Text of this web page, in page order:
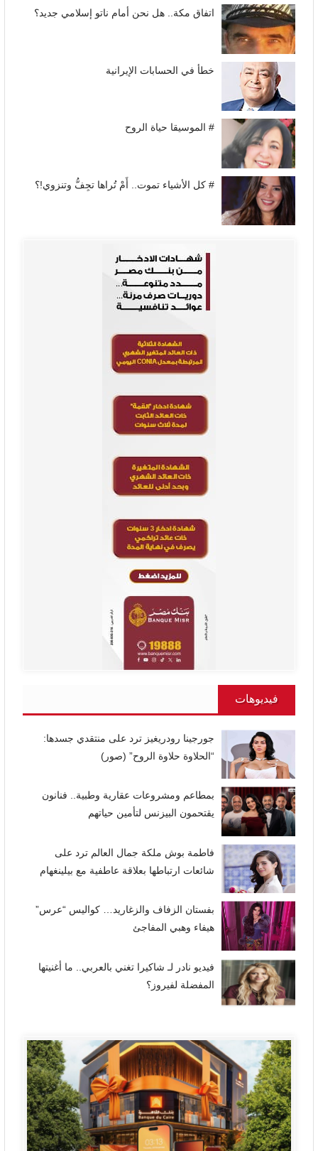
اتفاق مكة.. هل نحن أمام ناتو إسلامي جديد؟
خطأ في الحسابات الإيرانية
# الموسيقا حياة الروح
# كل الأشياء تموت.. أَمْ تُراها تجِفُّ وتنزوي!؟
فيديوهات
جورجينا رودريغيز ترد على منتقدي جسدها:
“الحلاوة حلاوة الروح” (صور)
بمطاعم ومشروعات عقارية وطبية.. فنانون
يقتحمون البيزنس لتأمين حياتهم
فاطمة بوش ملكة جمال العالم ترد على
شائعات ارتباطها بعلاقة عاطفية مع بيلينغهام
بفستان الزفاف والزغاريد… كواليس “عرس”
هيفاء وهبي المفاجئ
فيديو نادر لـ شاكيرا تغني بالعربي.. ما أغنيتها
المفضلة لفيروز؟